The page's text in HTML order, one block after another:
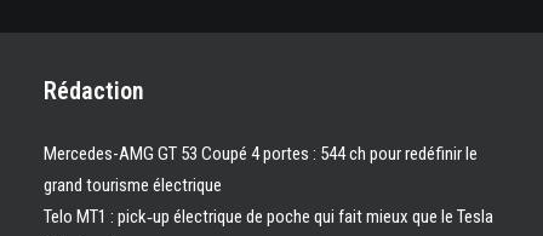
Rédaction
Mercedes-AMG GT 53 Coupé 4 portes : 544 ch pour redéfinir le
grand tourisme électrique
Telo MT1 : pick‑up électrique de poche qui fait mieux que le Tesla